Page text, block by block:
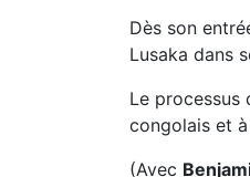
Dès son
Lusaka dans
Le processus
congolais et
(Avec